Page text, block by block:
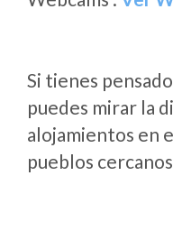
Si tienes
puedes mirar la
alojamientos en
pueblos cercanos